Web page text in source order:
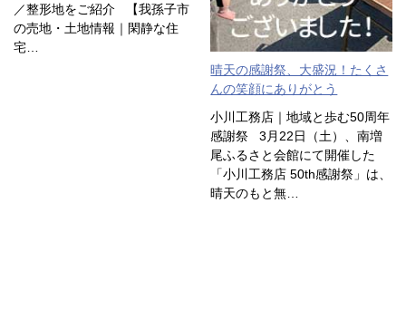
／整形地をご紹介 【我孫子市
の売地・土地情報｜閑静な住
宅…
晴天の感謝祭、大盛況！たくさ
んの笑顔にありがとう
小川工務店｜地域と歩む50周年
感謝祭 3月22日（土）、南増
尾ふるさと会館にて開催した
「小川工務店 50th感謝祭」は、
晴天のもと無…